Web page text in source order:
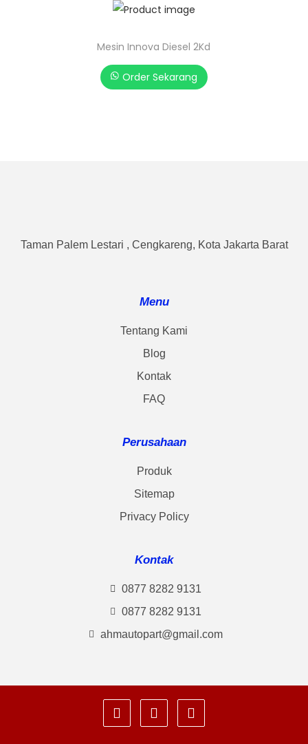
Mesin Innova Diesel 2Kd
Order Sekarang
Taman Palem Lestari , Cengkareng, Kota Jakarta Barat
Menu
Tentang Kami
Blog
Kontak
FAQ
Perusahaan
Produk
Sitemap
Privacy Policy
Kontak
0877 8282 9131
0877 8282 9131
ahmautopart@gmail.com